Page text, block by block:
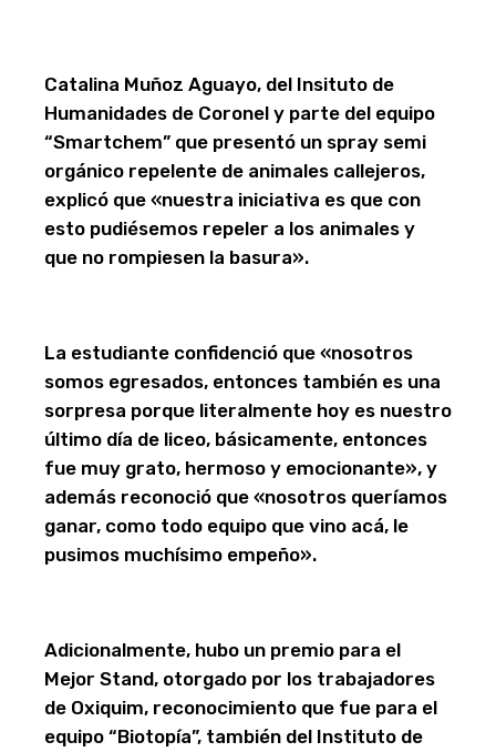
Catalina Muñoz Aguayo, del Insituto de
Humanidades de Coronel y parte del equipo
“Smartchem” que presentó un spray semi
orgánico repelente de animales callejeros,
explicó que «nuestra iniciativa es que con
esto pudiésemos repeler a los animales y
que no rompiesen la basura».
La estudiante confidenció que «nosotros
somos egresados, entonces también es una
sorpresa porque literalmente hoy es nuestro
último día de liceo, básicamente, entonces
fue muy grato, hermoso y emocionante», y
además reconoció que «nosotros queríamos
ganar, como todo equipo que vino acá, le
pusimos muchísimo empeño».
Adicionalmente, hubo un premio para el
Mejor Stand, otorgado por los trabajadores
de Oxiquim, reconocimiento que fue para el
equipo “Biotopía”, también del Instituto de